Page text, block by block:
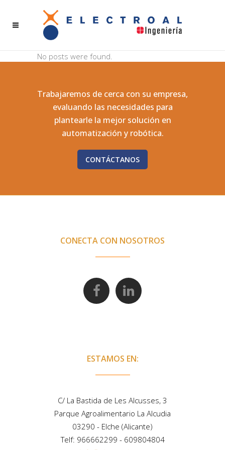
No posts were found.
Trabajaremos de cerca con su empresa,
evaluando las necesidades para
plantearle la mejor solución en
automatización y robótica.
CONTÁCTANOS
CONECTA CON NOSOTROS
ESTAMOS EN:
C/ La Bastida de Les Alcusses, 3
Parque Agroalimentario La Alcudia
03290 - Elche (Alicante)
Telf: 966662299 - 609804804